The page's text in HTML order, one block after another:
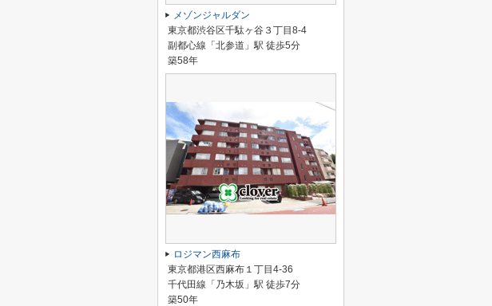
メゾンジャルダン
東京都渋谷区千駄ヶ谷３丁目8-4
副都心線「北参道」駅 徒歩5分
築58年
ロジマン西麻布
東京都港区西麻布１丁目4-36
千代田線「乃木坂」駅 徒歩7分
築50年